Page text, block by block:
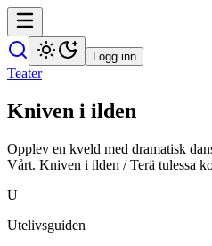
Logg inn
Teater
Kniven i ilden
Opplev en kveld med dramatisk
Vårt. Kniven i ilden / Terä tulessa
U
Utelivsguiden